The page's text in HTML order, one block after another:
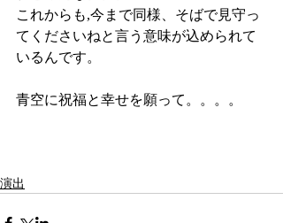
これからも,今まで同様、そばで見守っ
てくださいねと言う意味が込められて
いるんです。
青空に祝福と幸せを願って。。。。
演出